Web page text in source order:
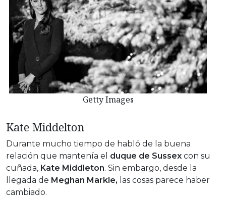
Getty Images
Kate Middelton
Durante mucho tiempo de habló de la buena
relación que mantenía el duque de Sussex con su
cuñada, Kate Middleton. Sin embargo, desde la
llegada de Meghan Markle, las cosas parece haber
cambiado.